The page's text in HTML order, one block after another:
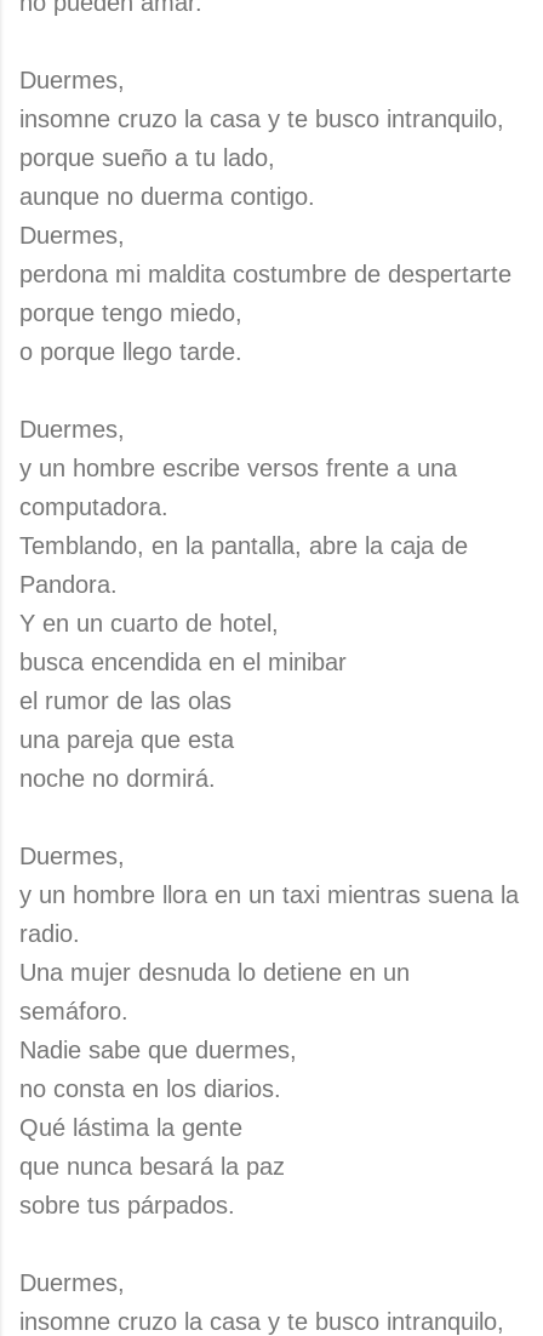
Duermes,
insomne cruzo la casa y te busco intranquilo,
porque sueño a tu lado,
aunque no duerma contigo.
Duermes,
perdona mi maldita costumbre de despertarte
porque tengo miedo,
o porque llego tarde.
Duermes,
y un hombre escribe versos frente a una
computadora.
Temblando, en la pantalla, abre la caja de
Pandora.
Y en un cuarto de hotel,
busca encendida en el minibar
el rumor de las olas
una pareja que esta
noche no dormirá.
Duermes,
y un hombre llora en un taxi mientras suena la
radio.
Una mujer desnuda lo detiene en un
semáforo.
Nadie sabe que duermes,
no consta en los diarios.
Qué lástima la gente
que nunca besará la paz
sobre tus párpados.
Duermes,
insomne cruzo la casa y te busco intranquilo,